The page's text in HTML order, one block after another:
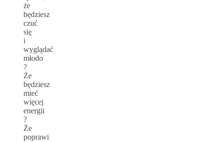
że
będziesz
czuć
się
i
wyglądać
młodo
?
Że
będziesz
mieć
więcej
energii
?
Że
poprawi